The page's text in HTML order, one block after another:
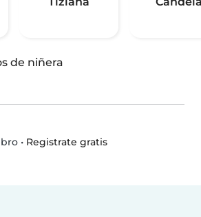
de niñera
• Registrate gratis